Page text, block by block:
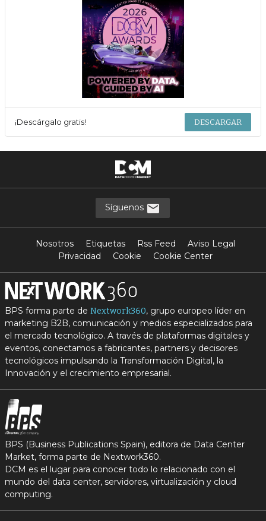
¡Descárgalo gratis! DESCARGAR
Síguenos
Nosotros Etiquetas Rss Feed
Aviso Legal
Privacidad
Cookie Cookie Center
BPS forma parte de Nextwork360, grupo europeo líder en
marketing B2B, comunicación y medios especializados para
el mercado tecnológico. A través de plataformas digitales y
eventos, conectamos a fabricantes, partners y decisores
tecnológicos impulsando la Transformación Digital, la
Innovación y el crecimiento empresarial.
BPS (Business Publications Spain), editora de Data Center
Market, forma parte de Nextwork360.
DCM es el lugar para conocer todo lo relacionado con el
mundo del data center, servidores, virtualización y cloud
computing.